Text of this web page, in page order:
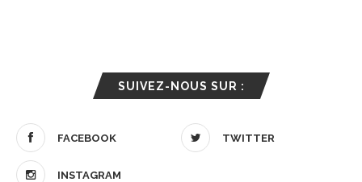
SUIVEZ-NOUS SUR :
FACEBOOK TWITTER
INSTAGRAM